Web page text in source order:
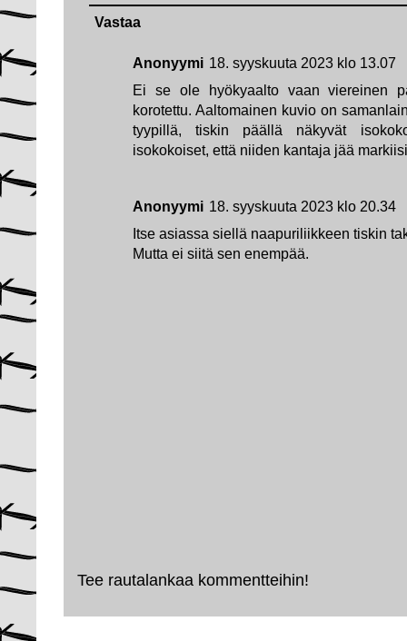
Anonyymi 18. syyskuuta 2023 klo 13.07
Ei se ole hyökyaalto vaan viereinen
korotettu. Aaltomainen kuvio on
tyypillä, tiskin päällä näkyvät
isokokoiset, että niiden kantaja jää
Anonyymi 18. syyskuuta 2023 klo 20.34
Itse asiassa siellä naapuriliikkeen tiskin
Mutta ei siitä sen enempää.
Vastaa
Tee rautalankaa kommentteihin!